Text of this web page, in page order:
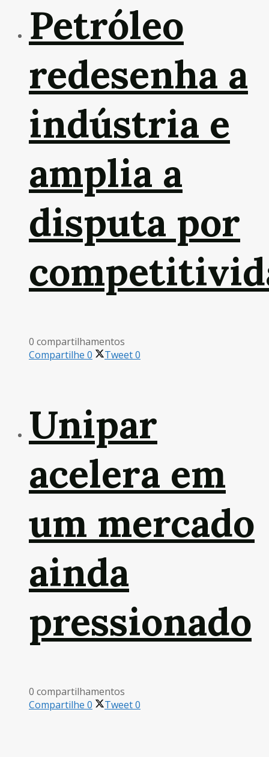
Petróleo
redesenha a
indústria e
amplia a
disputa por
0 compartilhamentos
Compartilhe 0 Tweet0
Unipar
acelera em
um mercado
ainda
pressionado
0 compartilhamentos
Compartilhe 0 Tweet0